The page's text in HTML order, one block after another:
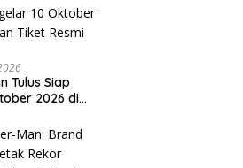
Tulus Siap
2026 di